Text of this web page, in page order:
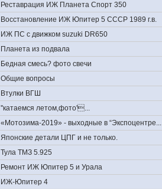
Реставрация ИЖ Планета Спорт 350
Восстановление ИЖ Юпитер 5 СССР 1989 г.в.
ИЖ ПС с движком suzuki DR650
Планета из подвала
Бедная смесь? фото свечи
Общие вопросы
Втулки ВГШ
''катаемся летом,фото'...
«Мотозима-2019» - выходные в “Экспоцентре...
Японские детали ЦПГ и не только.
Тула ТМЗ 5.925
Ремонт ИЖ Юпитер 5 и Урала
ИЖ-Юпитер 4